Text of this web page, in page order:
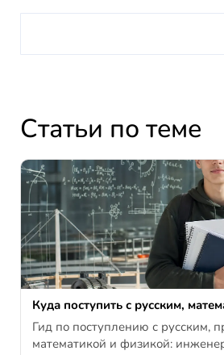
Статьи по теме
Куда поступить с русским,
Гид по поступлению с русским,
математикой и физикой: